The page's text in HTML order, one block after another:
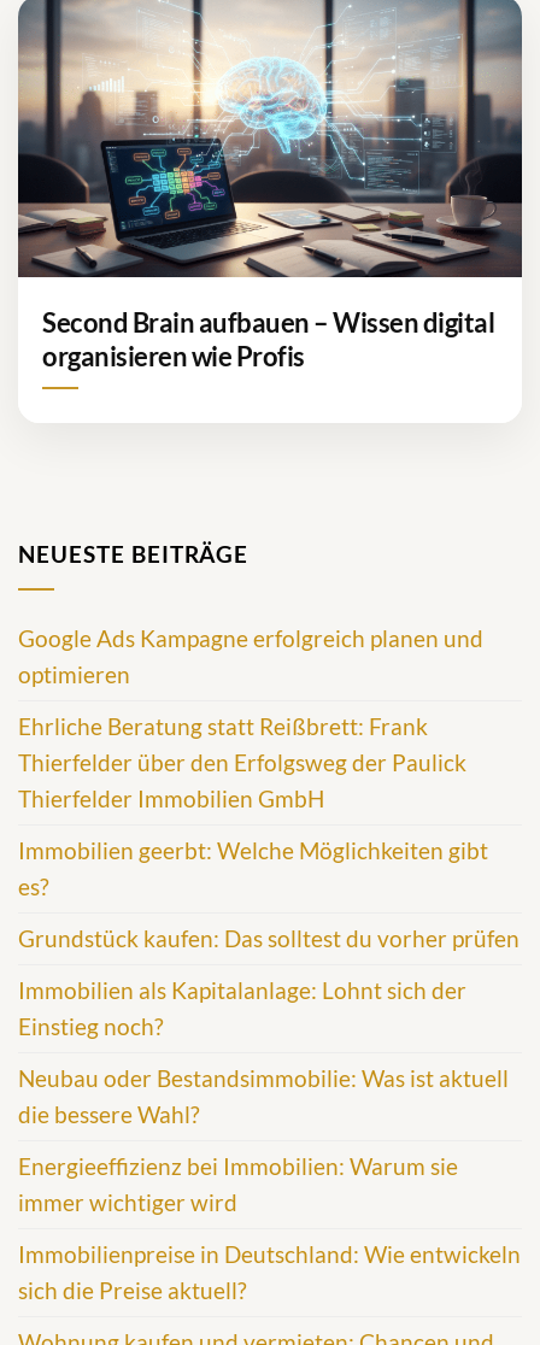
Second Brain aufbauen – Wissen digital
organisieren wie Profis
NEUESTE BEITRÄGE
Google Ads Kampagne erfolgreich planen und
optimieren
Ehrliche Beratung statt Reißbrett: Frank
Thierfelder über den Erfolgsweg der Paulick
Thierfelder Immobilien GmbH
Immobilien geerbt: Welche Möglichkeiten gibt
es?
Grundstück kaufen: Das solltest du vorher prüfen
Immobilien als Kapitalanlage: Lohnt sich der
Einstieg noch?
Neubau oder Bestandsimmobilie: Was ist aktuell
die bessere Wahl?
Energieeffizienz bei Immobilien: Warum sie
immer wichtiger wird
Immobilienpreise in Deutschland: Wie entwickeln
sich die Preise aktuell?